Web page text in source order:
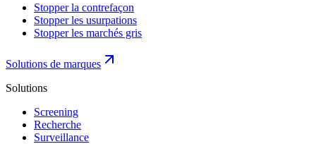
Stopper la contrefaçon
Stopper les usurpations
Stopper les marchés gris
Solutions de marques
Solutions
Screening
Recherche
Surveillance